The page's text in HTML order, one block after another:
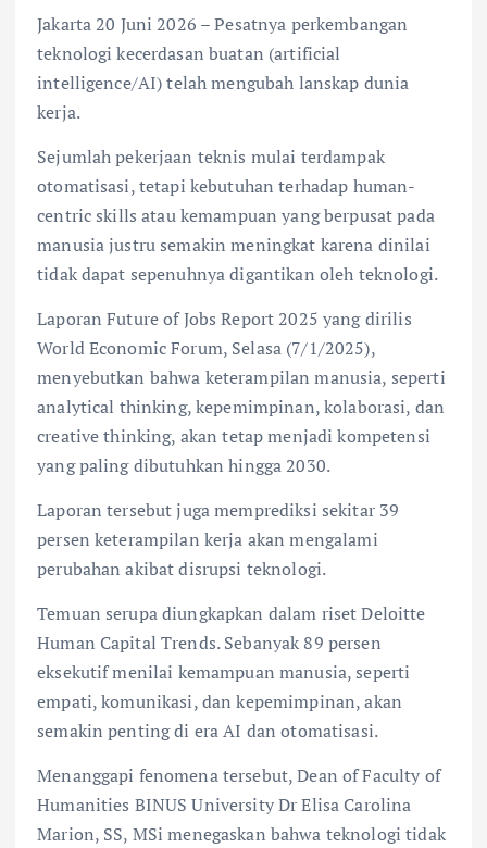
Jakarta 20 Juni 2026 – Pesatnya perkembangan
teknologi kecerdasan buatan (artificial
intelligence/AI) telah mengubah lanskap dunia
kerja.
Sejumlah pekerjaan teknis mulai terdampak
otomatisasi, tetapi kebutuhan terhadap human-
centric skills atau kemampuan yang berpusat pada
manusia justru semakin meningkat karena dinilai
tidak dapat sepenuhnya digantikan oleh teknologi.
Laporan Future of Jobs Report 2025 yang dirilis
World Economic Forum, Selasa (7/1/2025),
menyebutkan bahwa keterampilan manusia, seperti
analytical thinking, kepemimpinan, kolaborasi, dan
creative thinking, akan tetap menjadi kompetensi
yang paling dibutuhkan hingga 2030.
Laporan tersebut juga memprediksi sekitar 39
persen keterampilan kerja akan mengalami
perubahan akibat disrupsi teknologi.
Temuan serupa diungkapkan dalam riset Deloitte
Human Capital Trends. Sebanyak 89 persen
eksekutif menilai kemampuan manusia, seperti
empati, komunikasi, dan kepemimpinan, akan
semakin penting di era AI dan otomatisasi.
Menanggapi fenomena tersebut, Dean of Faculty of
Humanities BINUS University Dr Elisa Carolina
Marion, SS, MSi menegaskan bahwa teknologi tidak